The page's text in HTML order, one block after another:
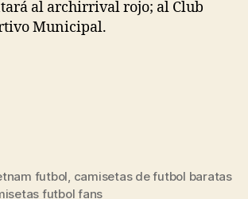
al archirrival rojo; al Club
Municipal.
futbol, camisetas de futbol baratas
futbol fans